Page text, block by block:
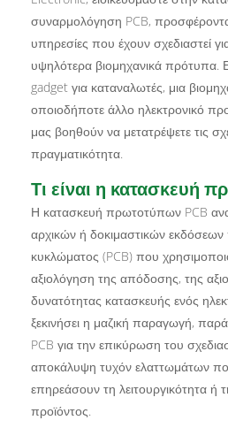
συναρμολόγηση PCB,
υπηρεσίες που έχουν σχεδιαστεί
υψηλότερα βιομηχανικά πρότυπα.
gadget για καταναλωτές, μια
οποιοδήποτε άλλο ηλεκτρονικό
μας βοηθούν να μετατρέψετε τις
πραγματικότητα.
Τι είναι η κατασκευή
Η κατασκευή πρωτοτύπων PCB
αρχικών ή δοκιμαστικών
κυκλώματος (PCB) που
αξιολόγηση της απόδοσης, της
δυνατότητας κατασκευής ενός
ξεκινήσει η μαζική παραγωγή,
PCB για την επικύρωση του
αποκάλυψη τυχόν ελαττωμάτων
επηρεάσουν τη λειτουργικότητα ή
προϊόντος.